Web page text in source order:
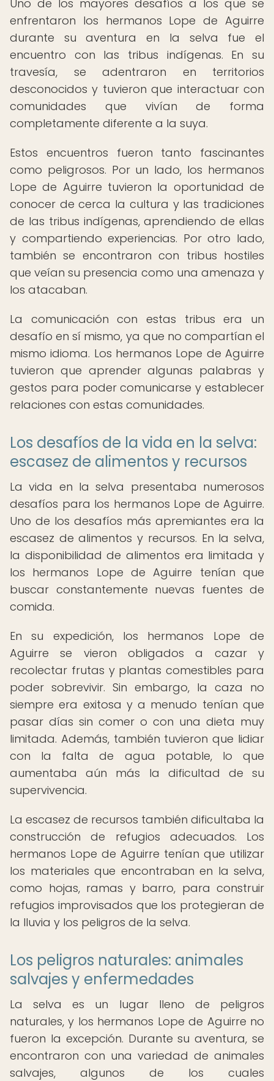
Uno de los mayores desafíos a los que se
enfrentaron los hermanos Lope de Aguirre
durante su aventura en la selva fue el
encuentro con las tribus indígenas. En su
travesía, se adentraron en territorios
desconocidos y tuvieron que interactuar con
comunidades que vivían de forma
completamente diferente a la suya.
Estos encuentros fueron tanto fascinantes
como peligrosos. Por un lado, los hermanos
Lope de Aguirre tuvieron la oportunidad de
conocer de cerca la cultura y las tradiciones
de las tribus indígenas, aprendiendo de ellas
y compartiendo experiencias. Por otro lado,
también se encontraron con tribus hostiles
que veían su presencia como una amenaza y
los atacaban.
La comunicación con estas tribus era un
desafío en sí mismo, ya que no compartían el
mismo idioma. Los hermanos Lope de Aguirre
tuvieron que aprender algunas palabras y
gestos para poder comunicarse y establecer
relaciones con estas comunidades.
Los desafíos de la vida en la selva:
escasez de alimentos y recursos
La vida en la selva presentaba numerosos
desafíos para los hermanos Lope de Aguirre.
Uno de los desafíos más apremiantes era la
escasez de alimentos y recursos. En la selva,
la disponibilidad de alimentos era limitada y
los hermanos Lope de Aguirre tenían que
buscar constantemente nuevas fuentes de
comida.
En su expedición, los hermanos Lope de
Aguirre se vieron obligados a cazar y
recolectar frutas y plantas comestibles para
poder sobrevivir. Sin embargo, la caza no
siempre era exitosa y a menudo tenían que
pasar días sin comer o con una dieta muy
limitada. Además, también tuvieron que lidiar
con la falta de agua potable, lo que
aumentaba aún más la dificultad de su
supervivencia.
La escasez de recursos también dificultaba la
construcción de refugios adecuados. Los
hermanos Lope de Aguirre tenían que utilizar
los materiales que encontraban en la selva,
como hojas, ramas y barro, para construir
refugios improvisados que los protegieran de
la lluvia y los peligros de la selva.
Los peligros naturales: animales
salvajes y enfermedades
La selva es un lugar lleno de peligros
naturales, y los hermanos Lope de Aguirre no
fueron la excepción. Durante su aventura, se
encontraron con una variedad de animales
salvajes, algunos de los cuales